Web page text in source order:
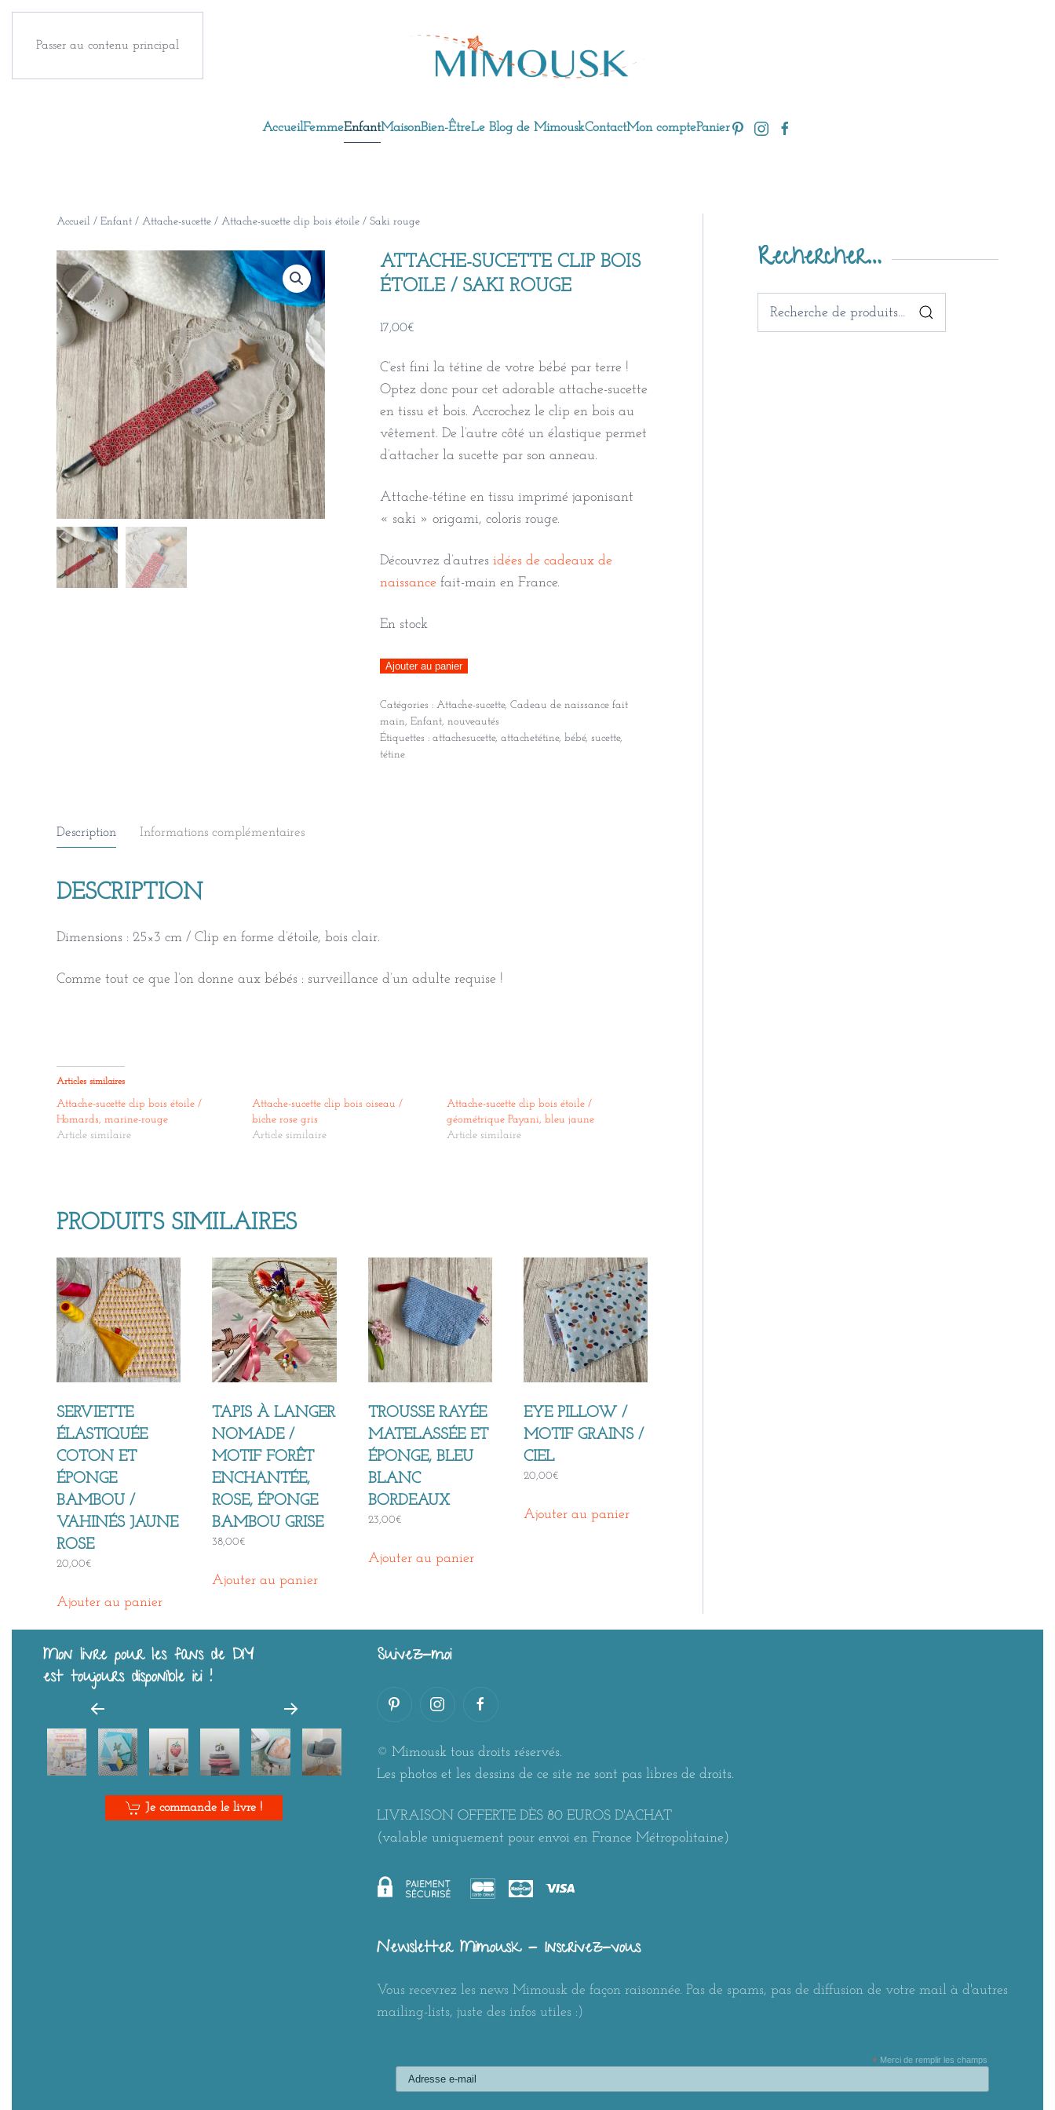
Passer au contenu principal
AccueilFemmeEnfantMaisonBien-ÊtreLe Blog de MimouskContactMon comptePanier
Accueil / Enfant / Attache-sucette / Attache-sucette clip bois étoile / Saki rouge
ATTACHE-SUCETTE CLIP BOIS
ÉTOILE / SAKI ROUGE
17,00€
C’est fini la tétine de votre bébé par terre !
Optez donc pour cet adorable attache-sucette
en tissu et bois. Accrochez le clip en bois au
vêtement. De l’autre côté un élastique permet
d’attacher la sucette par son anneau.
Attache-tétine en tissu imprimé japonisant
« saki » origami, coloris rouge.
Découvrez d’autres idées de cadeaux de
naissance fait-main en France.
En stock
quantité
Attache-
sucette
clip
Ajouter au panier
Catégories : Attache-sucette, Cadeau de naissance fait
main, Enfant, nouveautés
Étiquettes : attachesucette, attachetétine, bébé, sucette,
tétine
Description Informations complémentaires
DESCRIPTION
Dimensions : 25×3 cm / Clip en forme d’étoile, bois clair.
Comme tout ce que l’on donne aux bébés : surveillance d’un adulte requise !
Articles similaires
Attache-sucette clip bois étoile /
Homards, marine-rouge
Article similaire
Attache-sucette clip bois oiseau /
biche rose gris
Article similaire
Attache-sucette clip bois étoile /
géométrique Payani, bleu jaune
Article similaire
PRODUITS SIMILAIRES
SERVIETTE
ÉLASTIQUÉE
COTON ET
ÉPONGE
BAMBOU /
VAHINÉS JAUNE
ROSE
20,00€
Ajouter au panier
TAPIS À LANGER
NOMADE /
MOTIF FORÊT
ENCHANTÉE,
ROSE, ÉPONGE
BAMBOU GRISE
38,00€
Ajouter au panier
TROUSSE RAYÉE
MATELASSÉE ET
ÉPONGE, BLEU
BLANC
BORDEAUX
23,00€
Ajouter au panier
EYE PILLOW /
MOTIF GRAINS /
CIEL
20,00€
Ajouter au panier
Rechercher…
Recherche
Mon livre pour les fans de DIY
est toujours disponible ici !
Je commande le livre !
Suivez-moi
© Mimousk tous droits réservés.
Les photos et les dessins de ce site ne sont pas libres de droits.
LIVRAISON OFFERTE DÈS 80 EUROS D'ACHAT
(valable uniquement pour envoi en France Métropolitaine)
Newsletter Mimousk - Inscrivez-vous
Vous recevrez les news Mimousk de façon raisonnée. Pas de spams, pas de diffusion de votre mail à d'autres
mailing-lists, juste des infos utiles :)
* Merci de remplir les champs